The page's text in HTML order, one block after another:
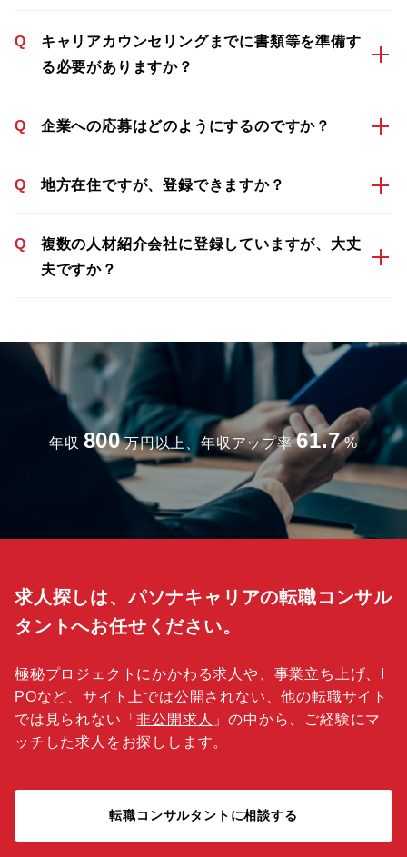
Q
キャリアカウンセリングまでに書類等を準備す
る必要がありますか？
Q 企業への応募はどのようにするのですか？
Q 地方在住ですが、登録できますか？
Q
複数の人材紹介会社に登録していますが、大丈
夫ですか？
年収 800 万円以上、年収アップ率 61.7 %
求人探しは、パソナキャリアの転職コンサル
タントへお任せください。
極秘プロジェクトにかかわる求人や、事業立ち上げ、I
POなど、サイト上では公開されない、他の転職サイト
では見られない「非公開求人 」の中から、ご経験にマ
ッチした求人をお探しします。
転職コンサルタントに相談する